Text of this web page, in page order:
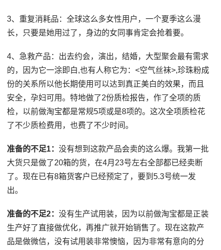
3、重复消耗品：全球这么多女性用户，一个夏季这么漫
长，只要是她用过了，身边的女同事肯定会抢着要。
4、急救产品：出去约会，演出，结婚，大型聚会最有需求
的，因为它一涂即白,也有人称它为：<空气丝袜>,珍珠粉成
份的关系所以他长期使用可以达到真正美白的效果，而且
安全，孕妇可用。特地做了2份质检报告，作了全项的质
检，以前做淘宝都是常规5项或是8项的。这次全项质检花
了不少质检费用，也费了不少时间。
准备的不足1：没有想到这款产品会卖的这么爆。我第一批
大货只是做了20箱的货，在4月23号左右全部都已经卖断
了。现在已有8箱货客户已经预定了，要到5.3号统一发
出。
准备的不足2：没有生产试用装，因为以前做淘宝都是正装
生产好了直接做优化，再推广就开始销售了。现在这款产
品是做微信，没有试用装非常懊恼，因为非常有意向的分